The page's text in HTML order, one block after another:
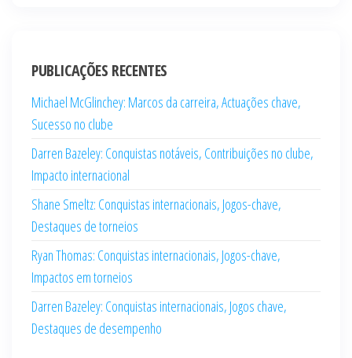
PUBLICAÇÕES RECENTES
Michael McGlinchey: Marcos da carreira, Actuações chave,
Sucesso no clube
Darren Bazeley: Conquistas notáveis, Contribuições no clube,
Impacto internacional
Shane Smeltz: Conquistas internacionais, Jogos-chave,
Destaques de torneios
Ryan Thomas: Conquistas internacionais, Jogos-chave,
Impactos em torneios
Darren Bazeley: Conquistas internacionais, Jogos chave,
Destaques de desempenho